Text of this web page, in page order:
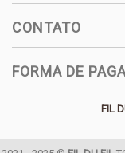
CONTATO
FORMA DE
FIL